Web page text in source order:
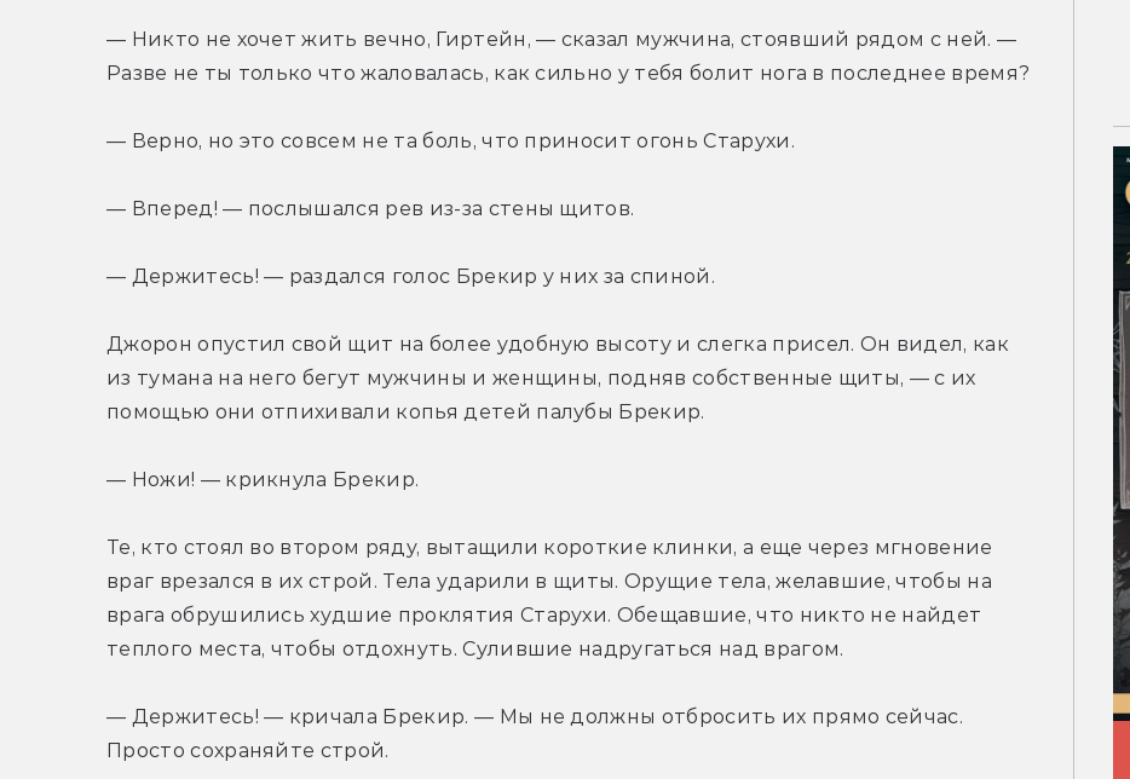
— Никто не хочет жить вечно, Гиртейн, — сказал мужчина, стоявший рядом с ней. —
Разве не ты только что жаловалась, как сильно у тебя болит нога в последнее время?
— Верно, но это совсем не та боль, что приносит огонь Старухи.
— Вперед! — послышался рев из-за стены щитов.
— Держитесь! — раздался голос Брекир у них за спиной.
Джорон опустил свой щит на более удобную высоту и слегка присел. Он видел, как
из тумана на него бегут мужчины и женщины, подняв собственные щиты, — с их
помощью они отпихивали копья детей палубы Брекир.
— Ножи! — крикнула Брекир.
Те, кто стоял во втором ряду, вытащили короткие клинки, а еще через мгновение
враг врезался в их строй. Тела ударили в щиты. Орущие тела, желавшие, чтобы на
врага обрушились худшие проклятия Старухи. Обещавшие, что никто не найдет
теплого места, чтобы отдохнуть. Сулившие надругаться над врагом.
— Держитесь! — кричала Брекир. — Мы не должны отбросить их прямо сейчас.
Просто сохраняйте строй.